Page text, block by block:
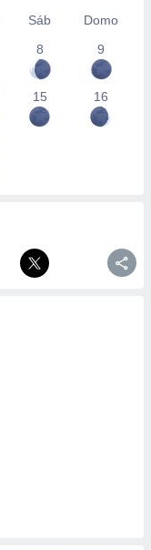
Sáb
Domo
8
9
15 16